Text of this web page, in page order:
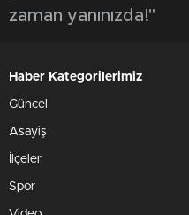
zaman yanınızda!"
Haber Kategorilerimiz
Güncel
Asayiş
İlçeler
Spor